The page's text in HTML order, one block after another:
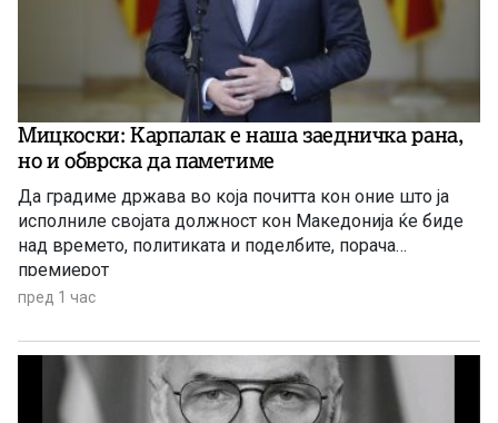
Мицкоски: Карпалак е наша заедничка рана,
но и обврска да паметиме
Да градиме држава во која почитта кон оние што ја
исполниле својата должност кон Македонија ќе биде
над времето, политиката и поделбите, порача
премиерот
пред 1 час